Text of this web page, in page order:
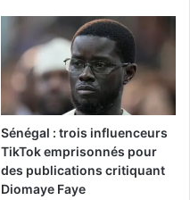
Sénégal : trois influenceurs
TikTok emprisonnés pour
des publications critiquant
Diomaye Faye